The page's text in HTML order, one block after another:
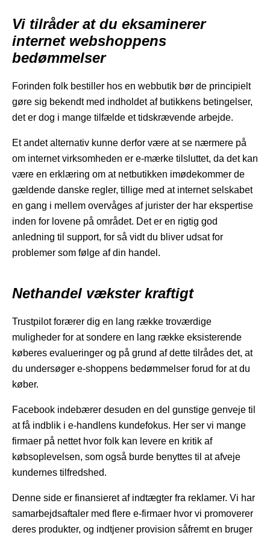
Vi tilråder at du eksaminerer
internet webshoppens
bedømmelser
Forinden folk bestiller hos en webbutik bør de principielt
gøre sig bekendt med indholdet af butikkens betingelser,
det er dog i mange tilfælde et tidskrævende arbejde.
Et andet alternativ kunne derfor være at se nærmere på
om internet virksomheden er e-mærke tilsluttet, da det kan
være en erklæring om at netbutikken imødekommer de
gældende danske regler, tillige med at internet selskabet
en gang i mellem overvåges af jurister der har ekspertise
inden for lovene på området. Det er en rigtig god
anledning til support, for så vidt du bliver udsat for
problemer som følge af din handel.
Nethandel vækster kraftigt
Trustpilot forærer dig en lang række troværdige
muligheder for at sondere en lang række eksisterende
køberes evalueringer og på grund af dette tilrådes det, at
du undersøger e-shoppens bedømmelser forud for at du
køber.
Facebook indebærer desuden en del gunstige genveje til
at få indblik i e-handlens kundefokus. Her ser vi mange
firmaer på nettet hvor folk kan levere en kritik af
købsoplevelsen, som også burde benyttes til at afveje
kundernes tilfredshed.
Denne side er finansieret af indtægter fra reklamer. Vi har
samarbejdsaftaler med flere e-firmaer hvor vi promoverer
deres produkter, og indtjener provision såfremt en bruger